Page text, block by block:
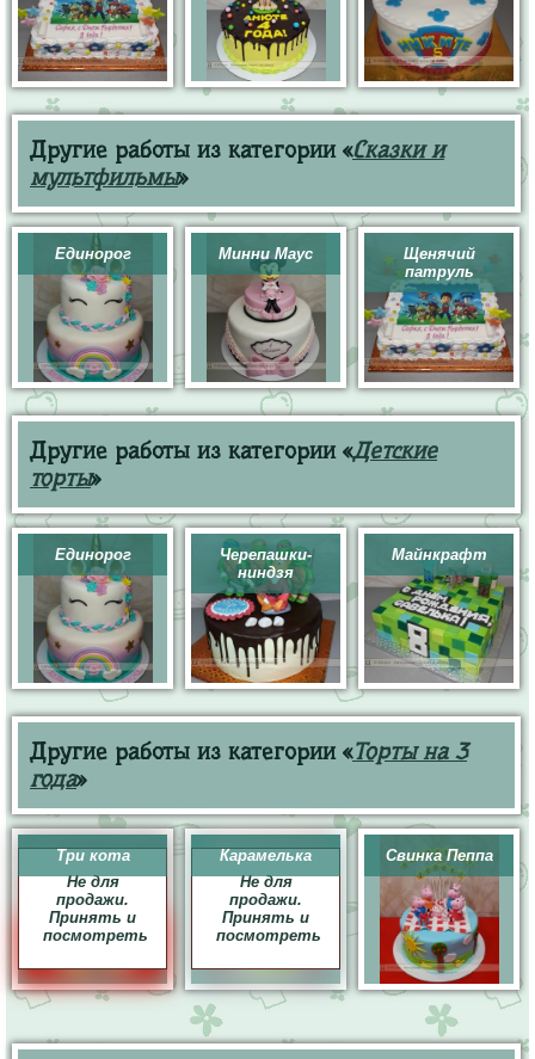
Другие работы из категории «Сказки и
мультфильмы»
Единорог Минни Маус
Щенячий
патруль
Другие работы из категории «Детские
торты»
Единорог
Черепашки-
ниндзя
Майнкрафт
Другие работы из категории «Торты на 3
года»
Три кота
Не для
продажи.
Принять и
посмотреть
Карамелька
Не для
продажи.
Принять и
посмотреть
Свинка Пеппа